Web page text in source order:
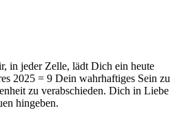
in jeder Zelle, lädt Dich ein heute
2025 = 9 Dein wahrhaftiges Sein zu
zu verabschieden. Dich in Liebe
hingeben.